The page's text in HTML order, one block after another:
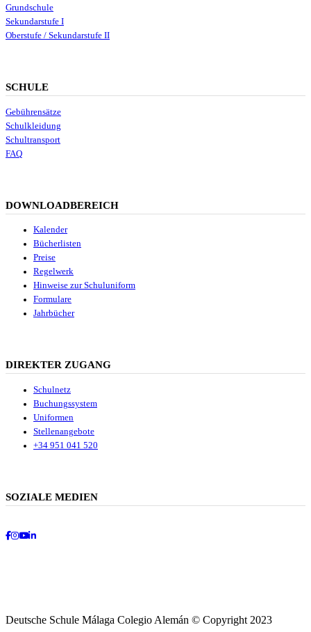
Grundschule
Sekundarstufe I
Oberstufe / Sekundarstufe II
SCHULE
Gebührensätze
Schulkleidung
Schultransport
FAQ
DOWNLOADBEREICH
Kalender
Bücherlisten
Preise
Regelwerk
Hinweise zur Schuluniform
Formulare
Jahrbücher
DIREKTER ZUGANG
Schulnetz
Buchungssystem
Uniformen
Stellenangebote
+34 951 041 520
SOZIALE MEDIEN
Deutsche Schule Málaga Colegio Alemán © Copyright 2023